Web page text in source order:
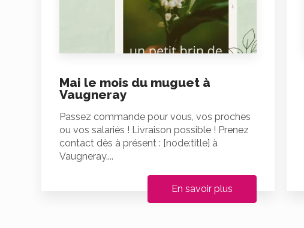
Mai le mois du muguet à
Vaugneray
Passez commande pour vous, vos proches
ou vos salariés ! Livraison possible ! Prenez
contact dès à présent : [node:title] à
Vaugneray....
En savoir plus